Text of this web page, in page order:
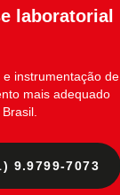
laboratorial
instrumentação de
mais adequado
9.9799-7073